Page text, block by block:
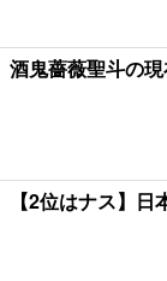
酒鬼薔薇聖斗の
【2位はナス】